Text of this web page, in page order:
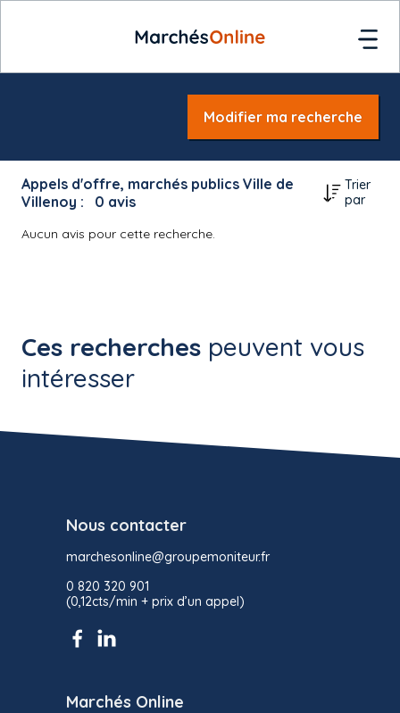
Modifier ma recherche
Appels d'offre, marchés publics Ville de
Villenoy :
0 avis
Trier
par
Aucun avis pour cette recherche.
Ces recherches peuvent vous
intéresser
Nous contacter
marchesonline@groupemoniteur.fr
0 820 320 901
(0,12cts/min + prix d’un appel)
Marchés Online